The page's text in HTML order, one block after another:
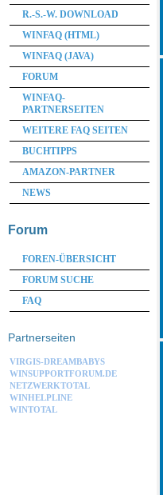
R.-S.-W. DOWNLOAD
WINFAQ (HTML)
WINFAQ (JAVA)
FORUM
WINFAQ-
PARTNERSEITEN
WEITERE FAQ SEITEN
BUCHTIPPS
AMAZON-PARTNER
NEWS
Forum
FOREN-ÜBERSICHT
FORUM SUCHE
FAQ
Partnerseiten
VIRGIS-DREAMBABYS
WINSUPPORTFORUM.DE
NETZWERKTOTAL
WINHELPLINE
WINTOTAL